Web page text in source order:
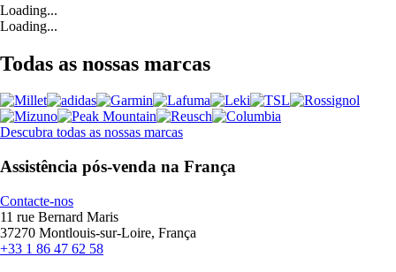
Loading...
Loading...
Todas as nossas marcas
Descubra todas as nossas marcas
Assistência pós-venda na França
Contacte-nos
11 rue Bernard Maris
37270 Montlouis-sur-Loire, França
+33 1 86 47 62 58